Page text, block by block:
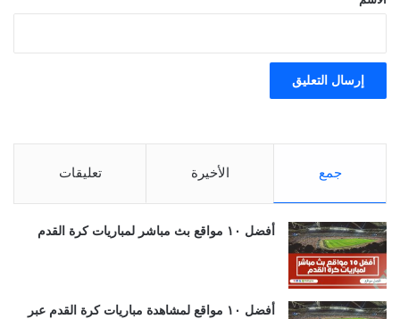
جمع الأخيرة تعليقات
أفضل ١٠ مواقع بث مباشر لمباريات كرة القدم
أفضل ١٠ مواقع لمشاهدة مباريات كرة القدم عبر